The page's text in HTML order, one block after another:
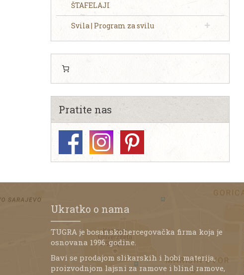
ŠTAFELAJI
Svila | Program za svilu
Pratite nas
Ukratko o nama
TUGRA je bosanskohercegovačka firma koja je
osnovana 1996. godine.
Bavi se prodajom slikarskih i hobi materija,
proizvodnjom lajsni za ramove i blind ramove,